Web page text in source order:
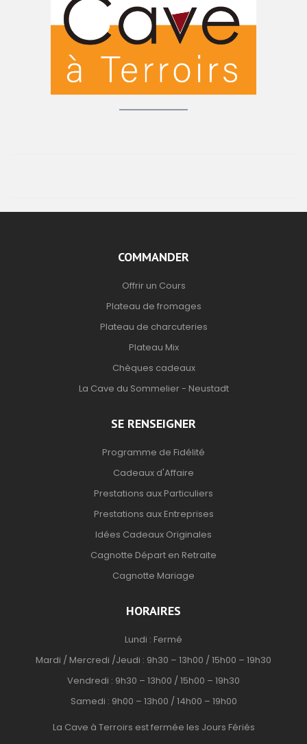
COMMANDER
Offrir un Cours
Plateau de fromages
Plateau de charcuteries
Plateau Mix
Chèques cadeaux
La Cave du Sommelier - Neustadt
SE RENSEIGNER
Programme de Fidélité
Cadeaux d'Affaire
Prestations aux Particuliers
Prestations aux Entreprises
Idées Cadeaux Originales
Cagnotte Départ en Retraite
Cagnotte Mariage
HORAIRES
Lundi : Fermé
Mardi / Mercredi /Jeudi : 9h30 – 13h00 / 15h00 – 19h30
Vendredi : 9h30 – 13h00 / 15h00 – 19h30
Samedi : 9h00 – 13h00 / 14h00 – 19h00
La Cave à Terroirs est fermée les Jours Fériés